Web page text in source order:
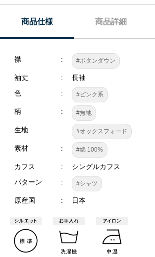
商品仕様 商品詳細
襟 #ボタンダウン
袖丈
長袖
色
#ピンク系
柄 #無地
生地 #オックスフォード
素材 #綿 100%
カフス
シングルカフス
パターン
#シャツ
原産国 日本